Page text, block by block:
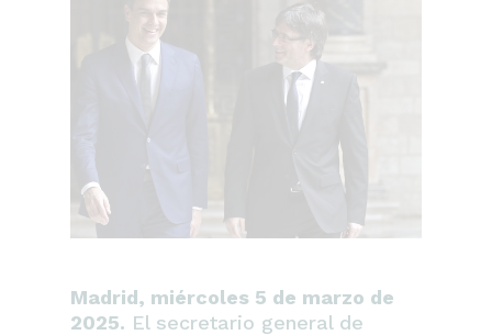
Madrid, miércoles 5 de marzo de
2025. El secretario general de